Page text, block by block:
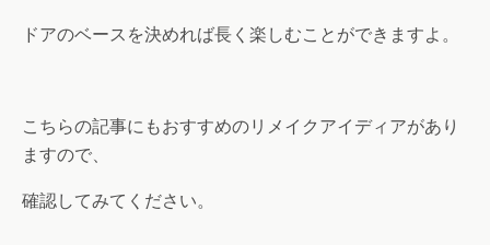
ドアのベースを決めれば長く楽しむことができますよ。
こちらの記事にもおすすめのリメイクアイディアがあり
ますので、
確認してみてください。